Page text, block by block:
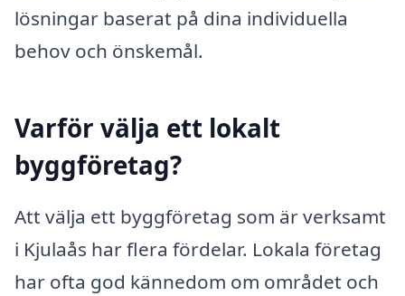
lösningar baserat på dina individuella
behov och önskemål.
Varför välja ett lokalt
byggföretag?
Att välja ett byggföretag som är verksamt
i Kjulaås har flera fördelar. Lokala företag
har ofta god kännedom om området och